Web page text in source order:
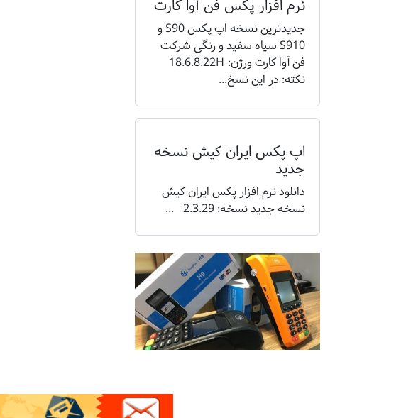
نرم افزار پکس فن آوا کارت
جدیدترین نسخه اپ پکس S90 و
S910 سیاه سفید و رنگی شرکت
فن آوا کارت ورژن: 18.6.8.22H
نکته: در این نسخ...
اپ پکس ایران کیش نسخه
جدید
دانلود نرم افزار پکس ایران کیش
نسخه جدید نسخه: 2.3.29 ...